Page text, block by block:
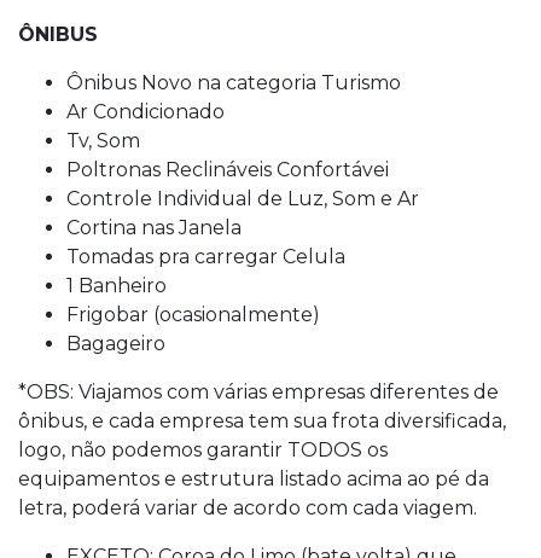
ÔNIBUS
Ônibus Novo na categoria Turismo
Ar Condicionado
Tv, Som
Poltronas Reclináveis Confortávei
Controle Individual de Luz, Som e Ar
Cortina nas Janela
Tomadas pra carregar Celula
1 Banheiro
Frigobar (ocasionalmente)
Bagageiro
*OBS: Viajamos com várias empresas diferentes de
ônibus, e cada empresa tem sua frota diversificada,
logo, não podemos garantir TODOS os
equipamentos e estrutura listado acima ao pé da
letra, poderá variar de acordo com cada viagem.